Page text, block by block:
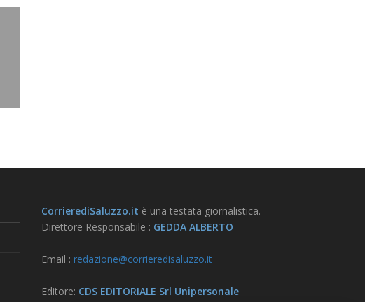
CorrierediSaluzzo.it è una testata giornalistica.
Direttore Responsabile : GEDDA ALBERTO
Email : redazione@corrieredisaluzzo.it
Editore: CDS EDITORIALE Srl Unipersonale